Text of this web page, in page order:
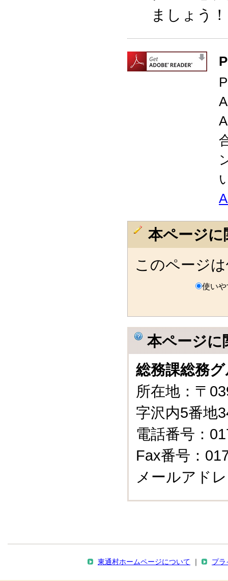
ましょう
本ページ
このページ
使い
本ページに
総務課総務
所在地：〒
字沢内5番
電話番号：
Fax番号：
メールアド
東通村ホームページについて プラ